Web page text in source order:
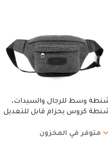
وسط للرجال والسيدات،
كروس بحزام قابل للتعديل
الجري العادي، المشي
متوفر في المخزون